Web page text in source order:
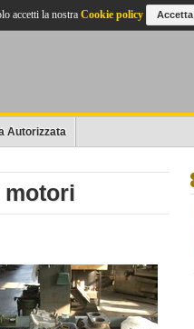
Autorizzata
motori
accetti la nostra Cookie policy Accetta